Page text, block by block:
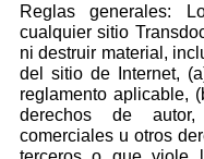
Reglas generales:
cualquier sitio
ni destruir material,
del sitio de Internet,
reglamento aplicable,
derechos de autor,
comerciales u otros